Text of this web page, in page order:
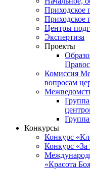
Приходское
Приходское
Центры
Экспертиза
Проекты
Комиссия
вопросам
Конкурсы
Конкурс
Конкурс «За
«Красота